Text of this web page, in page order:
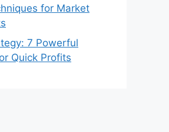
for Market
7 Powerful
Quick Profits